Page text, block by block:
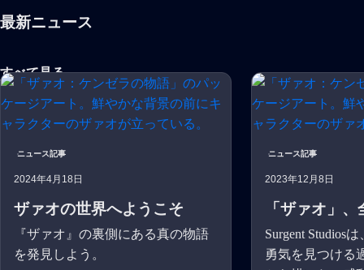
最新ニュース
すべて見る
ニュース記事
2024年4月18日
ザァオの世界へようこそ
『ザァオ』の裏側にある真の物語
を発見しよう。
ニュース記事
2023年12月8日
「ザァオ」
Surgent Studios
勇気を見つける